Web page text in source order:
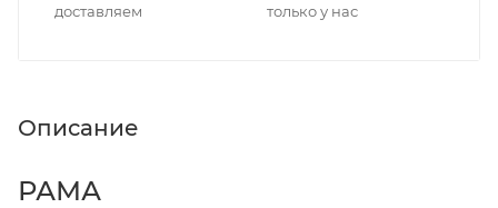
доставляем
только у нас
Описание
РАМА